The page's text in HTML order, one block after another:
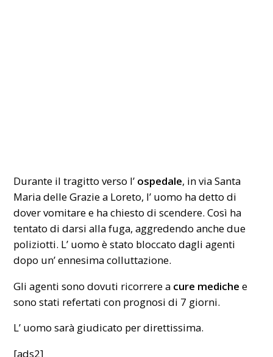
Durante il tragitto verso l’ ospedale, in via Santa
Maria delle Grazie a Loreto, l’ uomo ha detto di
dover vomitare e ha chiesto di scendere. Così ha
tentato di darsi alla fuga, aggredendo anche due
poliziotti. L’ uomo è stato bloccato dagli agenti
dopo un’ ennesima colluttazione.
Gli agenti sono dovuti ricorrere a cure mediche e
sono stati refertati con prognosi di 7 giorni.
L’ uomo sarà giudicato per direttissima.
[ads2]